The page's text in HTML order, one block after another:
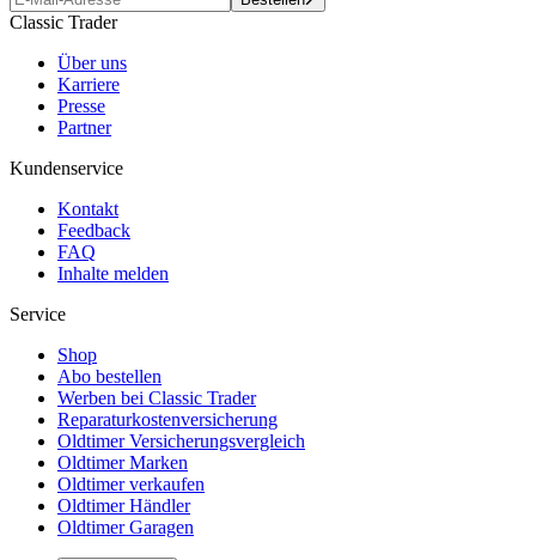
Classic Trader
Über uns
Karriere
Presse
Partner
Kundenservice
Kontakt
Feedback
FAQ
Inhalte melden
Service
Shop
Abo bestellen
Werben bei Classic Trader
Reparaturkostenversicherung
Oldtimer Versicherungsvergleich
Oldtimer Marken
Oldtimer verkaufen
Oldtimer Händler
Oldtimer Garagen